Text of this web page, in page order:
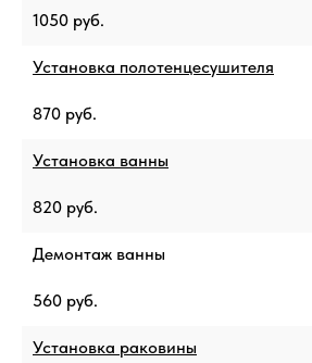
1050 руб.
Установка полотенцесушителя
870 руб.
Установка ванны
820 руб.
Демонтаж ванны
560 руб.
Установка раковины